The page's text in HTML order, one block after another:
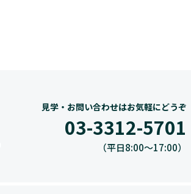
見学・お問い合わせはお気軽にどうぞ
03-3312-5701
（平日8:00〜17:00）